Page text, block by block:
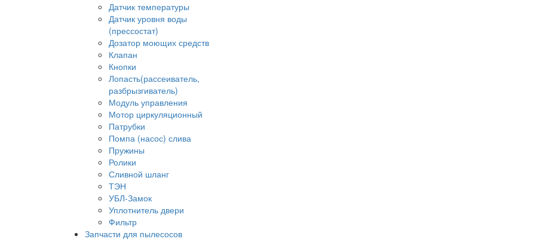
Датчик температуры
Датчик уровня воды
(прессостат)
Дозатор моющих средств
Клапан
Кнопки
Лопасть(рассеиватель,
разбрызгиватель)
Модуль управления
Мотор циркуляционный
Патрубки
Помпа (насос) слива
Пружины
Ролики
Сливной шланг
ТЭН
УБЛ-Замок
Уплотнитель двери
Фильтр
Запчасти для пылесосов